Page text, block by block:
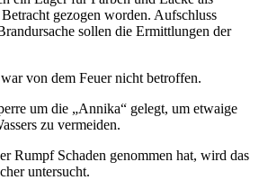
gezogen worden. Aufschluss
sollen die Ermittlungen der
von dem Feuer nicht betroffen.
um die „Annika“ gelegt, um etwaige
zu vermeiden.
Rumpf Schaden genommen hat, wird das
untersucht.